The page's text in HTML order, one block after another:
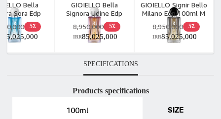
Bella
Sora Edp
100ml W
5٪
85,025,000
GIOIELLO Bella
Signora Udine Edp
100ml W
5٪ 8,950,000
85,025,000
IRR
GIOIELLO Signir Bello
Milano Edp 100ml M
5٪ 8,950,000
85,025,000
IRR
SPECIFICATIONS
Products specifications
SIZE
100ml